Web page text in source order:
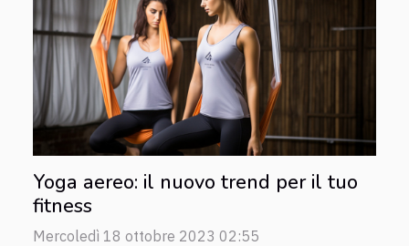
Yoga aereo: il nuovo trend per il tuo
fitness
Mercoledì 18 ottobre 2023 02:55